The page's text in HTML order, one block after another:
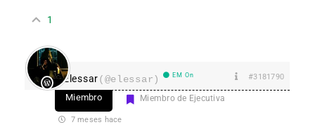
1
Elessar(@elessar) EM On #3181790
Miembro Miembro de Ejecutiva
7 meses hace